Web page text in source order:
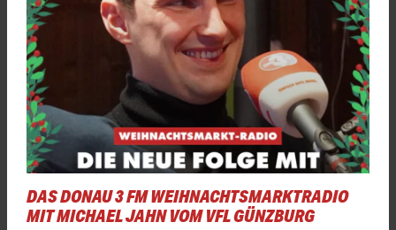
DAS DONAU 3 FM WEIHNACHTSMARKTRADIO
MIT MICHAEL JAHN VOM VFL GÜNZBURG